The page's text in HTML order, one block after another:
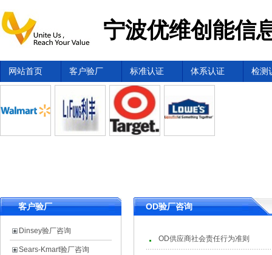
宁波优维创能信
网站首页 客户验厂 标准认证 体系认证 检测
客户验厂
Dinsey验厂咨询
Sears-Kmart验厂咨询
OD验厂咨询
OD供应商社会责任行为准则